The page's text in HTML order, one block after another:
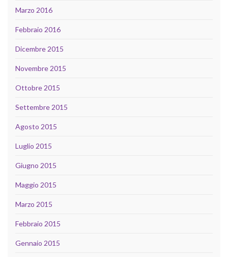
Marzo 2016
Febbraio 2016
Dicembre 2015
Novembre 2015
Ottobre 2015
Settembre 2015
Agosto 2015
Luglio 2015
Giugno 2015
Maggio 2015
Marzo 2015
Febbraio 2015
Gennaio 2015